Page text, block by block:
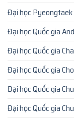
Đại học
Đại học Quốc gia
Đại học Quốc gia
Đại học Quốc gia
Đại học Quốc gia
Đại học Quốc gia